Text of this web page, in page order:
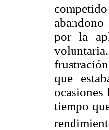
abandono
por la
voluntaria.
que
ocasiones
tiempo